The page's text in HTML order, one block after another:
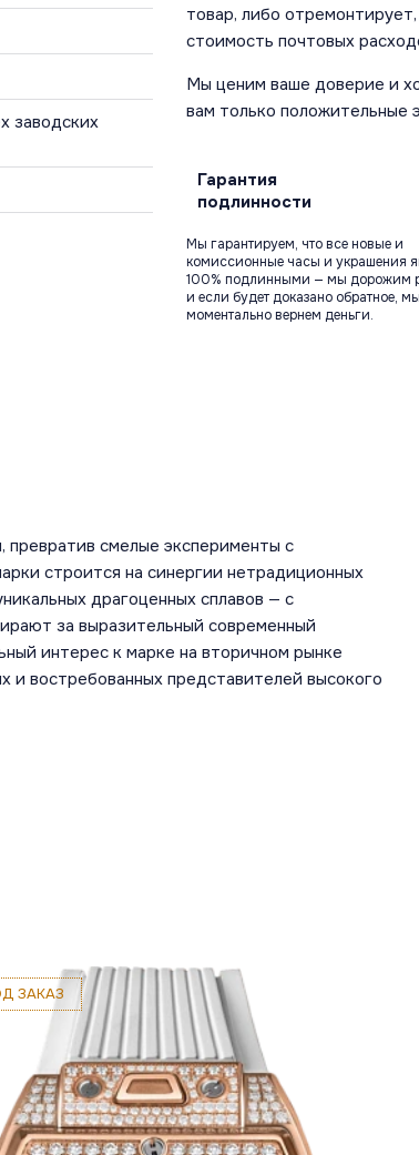
заводских
товар, либо
стоимость почтовых
Мы ценим ваше доверие и
вам только положительные
Гарантия
подлинности
Мы гарантируем, что все новые и
комиссионные часы и украшения
100% подлинными — мы дорожим
и если будет доказано обратное, мы
моментально вернем деньги.
превратив смелые эксперименты с
строится на синергии нетрадиционных
драгоценных сплавов — с
за выразительный современный
интерес к марке на вторичном рынке
и востребованных представителей высокого
ЗАКАЗ